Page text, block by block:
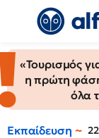
«Τουρισμός
η πρώτη
όλα
Εκπαίδευση